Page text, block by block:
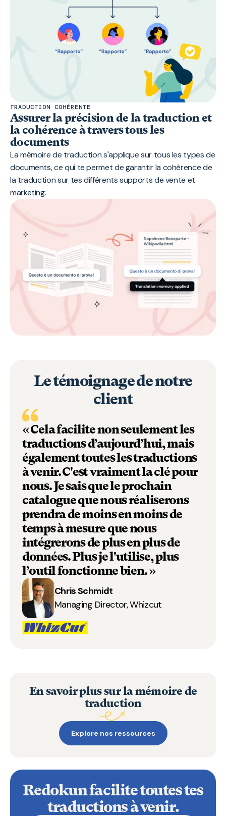
TRADUCTION COHÉRENTE
Assurer la précision de la traduction et
la cohérence à travers tous les
documents
La mémoire de traduction s'applique sur tous les types de
documents, ce qui te permet de garantir la cohérence de
la traduction sur tes différents supports de vente et
marketing.
Le témoignage de notre
client
« Cela facilite non seulement les
traductions d’aujourd’hui, mais
également toutes les traductions
à venir. C'est vraiment la clé pour
nous. Je sais que le prochain
catalogue que nous réaliserons
prendra de moins en moins de
temps à mesure que nous
intégrerons de plus en plus de
données. Plus je l'utilise, plus
l’outil fonctionne bien. »
Chris Schmidt
Managing Director, Whizcut
En savoir plus sur la mémoire de
traduction
Explore nos ressources
Redokun facilite toutes tes
traductions à venir.